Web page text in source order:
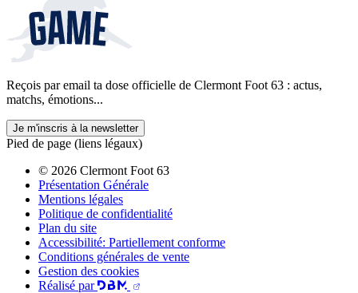
Reçois par email ta dose officielle de Clermont Foot 63 : actus,
matchs, émotions...
Je m'inscris à la newsletter
Pied de page (liens légaux)
© 2026 Clermont Foot 63
Présentation Générale
Mentions légales
Politique de confidentialité
Plan du site
Accessibilité: Partiellement conforme
Conditions générales de vente
Gestion des cookies
Réalisé par